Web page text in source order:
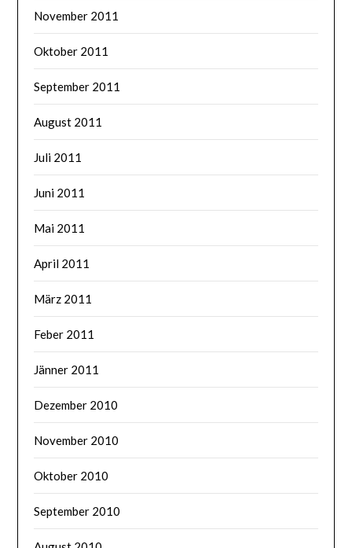
November 2011
Oktober 2011
September 2011
August 2011
Juli 2011
Juni 2011
Mai 2011
April 2011
März 2011
Feber 2011
Jänner 2011
Dezember 2010
November 2010
Oktober 2010
September 2010